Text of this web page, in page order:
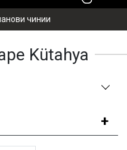
чинии
Kütahya